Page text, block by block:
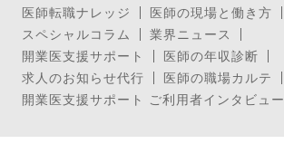
医師転職ナレッジ
医師の現場と働き方
スペシャルコラム
業界ニュース
開業医支援サポート
医師の年収診断
求人のお知らせ代行
医師の職場カルテ
開業医支援サポート ご利用者インタビュー